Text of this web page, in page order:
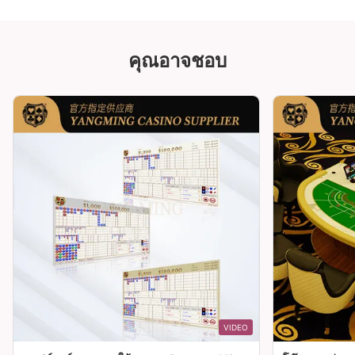
คุณอาจชอบ
VIDEO